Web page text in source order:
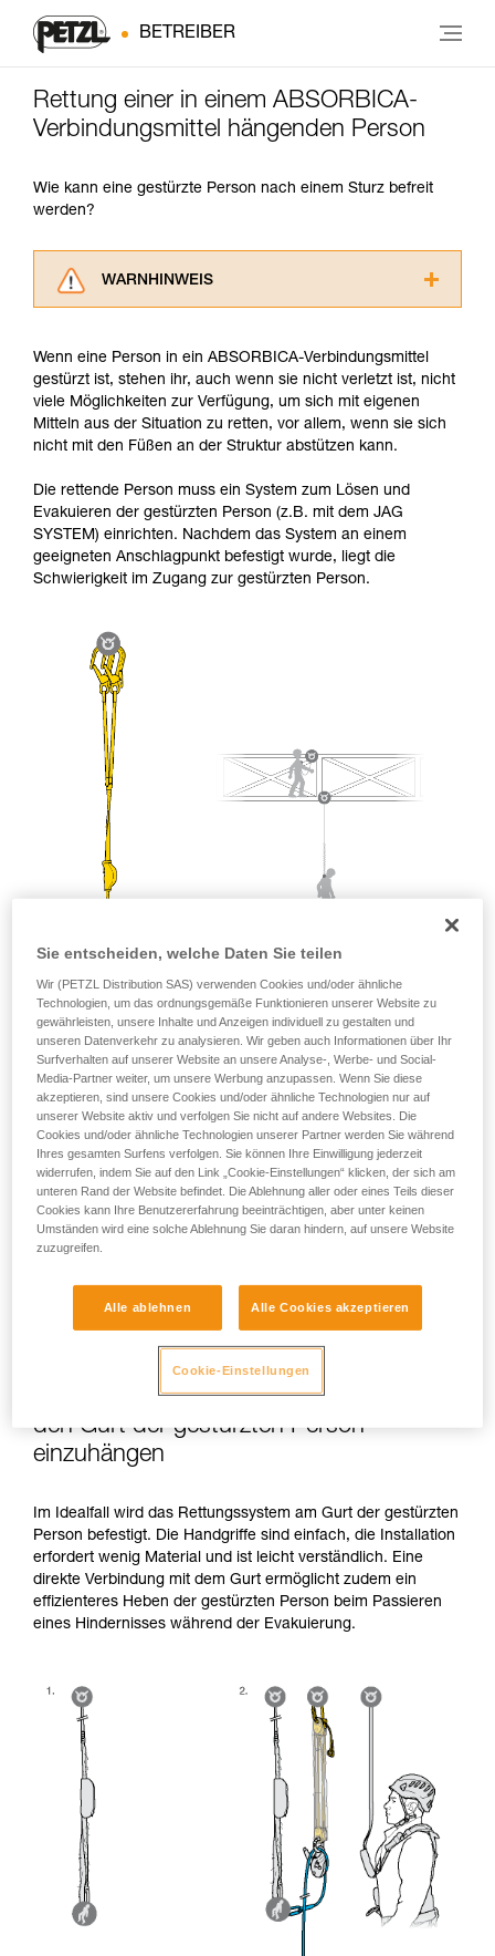
BETREIBER
Rettung einer in einem ABSORBICA-
Verbindungsmittel hängenden Person
Wie kann eine gestürzte Person nach einem Sturz befreit
werden?
WARNHINWEIS
aufmerksam durch, bevor Sie diesen zu Rate
ziehen. Um diese Zusatzinformationen
verstehen zu können, müssen Sie zuerst die in
der Gebrauchsanweisung enthaltenen
Informationen richtig verstanden haben.
entsprechende Ausbildung und ein spezielles
Training voraus. Prüfen Sie zusammen mit
einem Profi, ob Sie in der Lage sind, den
Vorgang alleine sicher zu wiederholen, bevor
Sie ihn eigenständig durchführen.
verbundenen Techniken. Möglicherweise gibt es
noch andere Techniken, die hier nicht
beschrieben werden.
Wenn eine Person in ein ABSORBICA-Verbindungsmittel
gestürzt ist, stehen ihr, auch wenn sie nicht verletzt ist, nicht
viele Möglichkeiten zur Verfügung, um sich mit eigenen
Mitteln aus der Situation zu retten, vor allem, wenn sie sich
nicht mit den Füßen an der Struktur abstützen kann.
Die rettende Person muss ein System zum Lösen und
Evakuieren der gestürzten Person (z.B. mit dem JAG
SYSTEM) einrichten. Nachdem das System an einem
geeigneten Anschlagpunkt befestigt wurde, liegt die
Schwierigkeit im Zugang zur gestürzten Person.
Wenn die Möglichkeit besteht, sich in
den Gurt der gestürzten Person
einzuhängen
Im Idealfall wird das Rettungssystem am Gurt der gestürzten
Person befestigt. Die Handgriffe sind einfach, die Installation
erfordert wenig Material und ist leicht verständlich. Eine
direkte Verbindung mit dem Gurt ermöglicht zudem ein
effizienteres Heben der gestürzten Person beim Passieren
eines Hindernisses während der Evakuierung.
Sie entscheiden, welche Daten Sie teilen
Wir (PETZL Distribution SAS) verwenden Cookies und/oder ähnliche
Technologien, um das ordnungsgemäße Funktionieren unserer Website zu
gewährleisten, unsere Inhalte und Anzeigen individuell zu gestalten und
unseren Datenverkehr zu analysieren. Wir geben auch Informationen über Ihr
Surfverhalten auf unserer Website an unsere Analyse-, Werbe- und Social-
Media-Partner weiter, um unsere Werbung anzupassen. Wenn Sie diese
akzeptieren, sind unsere Cookies und/oder ähnliche Technologien nur auf
unserer Website aktiv und verfolgen Sie nicht auf andere Websites. Die
Cookies und/oder ähnliche Technologien unserer Partner werden Sie während
Ihres gesamten Surfens verfolgen. Sie können Ihre Einwilligung jederzeit
widerrufen, indem Sie auf den Link „Cookie-Einstellungen“ klicken, der sich am
unteren Rand der Website befindet. Die Ablehnung aller oder eines Teils dieser
Cookies kann Ihre Benutzererfahrung beeinträchtigen, aber unter keinen
Umständen wird eine solche Ablehnung Sie daran hindern, auf unsere Website
zuzugreifen.
Alle ablehnen Alle Cookies akzeptieren
Cookie-Einstellungen